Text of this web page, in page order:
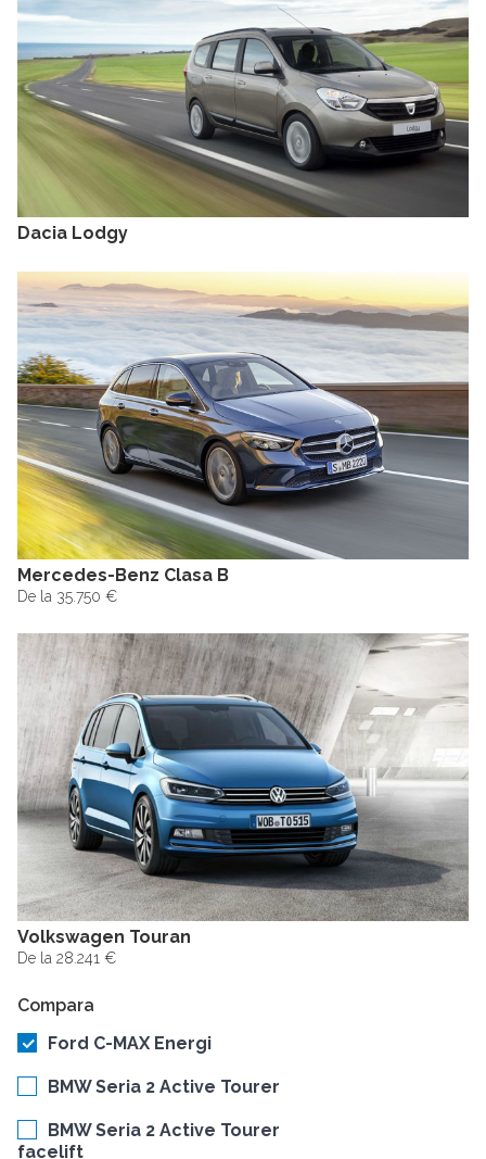
Dacia Lodgy
Mercedes-Benz Clasa B
De la 35.750 €
Volkswagen Touran
De la 28.241 €
Compara
Ford C-MAX Energi
BMW Seria 2 Active Tourer
BMW Seria 2 Active Tourer
facelift